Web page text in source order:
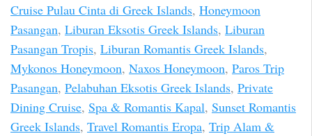
Cruise Pulau Cinta di Greek Islands, Honeymoon
Pasangan, Liburan Eksotis Greek Islands, Liburan
Pasangan Tropis, Liburan Romantis Greek Islands,
Mykonos Honeymoon, Naxos Honeymoon, Paros Trip
Pasangan, Pelabuhan Eksotis Greek Islands, Private
Dining Cruise, Spa & Romantis Kapal, Sunset Romantis
Greek Islands, Travel Romantis Eropa, Trip Alam &